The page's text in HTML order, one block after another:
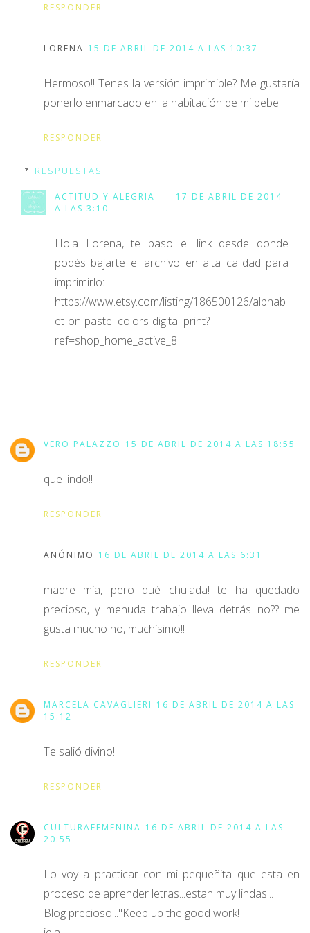
RESPONDER
LORENA 15 DE ABRIL DE 2014 A LAS 10:37
Hermoso!! Tenes la versión imprimible? Me gustaría
ponerlo enmarcado en la habitación de mi bebe!!
RESPONDER
RESPUESTAS
ACTITUD Y ALEGRIA
17 DE ABRIL DE 2014
A LAS 3:10
Hola Lorena, te paso el link desde donde
podés bajarte el archivo en alta calidad para
imprimirlo:
https://www.etsy.com/listing/186500126/alphab
et-on-pastel-colors-digital-print?
ref=shop_home_active_8
VERO PALAZZO 15 DE ABRIL DE 2014 A LAS 18:55
que lindo!!
RESPONDER
ANÓNIMO 16 DE ABRIL DE 2014 A LAS 6:31
madre mía, pero qué chulada! te ha quedado
precioso, y menuda trabajo lleva detrás no?? me
gusta mucho no, muchísimo!!
RESPONDER
MARCELA CAVAGLIERI 16 DE ABRIL DE 2014 A LAS
15:12
Te salió divino!!
RESPONDER
CULTURAFEMENINA 16 DE ABRIL DE 2014 A LAS
20:55
Lo voy a practicar con mi pequeñita que esta en
proceso de aprender letras...estan muy lindas...
Blog precioso..."Keep up the good work!